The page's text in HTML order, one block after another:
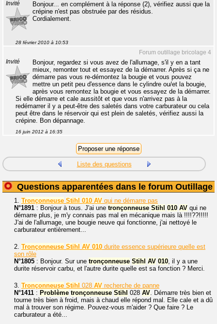
Invité
Bonjour... en complément à la réponse (2), vérifiez aussi que la
crépine n'est pas obstruée par des résidus.
Cordialement.
28 février 2010 à 10:53
Forum outillage bricolage 4
Invité
Bonjour, regardez si vous avez de l'allumage, s'il y en a tant
mieux, remonter tout et essayez de la démarrer. Après si ça ne
démarre pas vous re-démontez la bougie et vous pouvez
mettre un petit peu d'essence dans le cylindre ou/et la bougie,
après vous remontez la bougie et vous essayez de la démarrer.
Si elle démarre et cale aussitôt et que vous n'arrivez pas à la
redémarrer il y a peut-être des saletés dans votre carburateur ou cela
peut être dans le réservoir qui est plein de saletés, vérifiez aussi la
crépine. Bon dépannage.
16 juin 2012 à 16:35
Liste des questions
Questions apparentées dans le forum Outillage
1. Tronçonneuse Stihl 010 AV qui ne démarre pas
N°1891 : Bonjour à tous. J'ai une tronçonneuse Stihl 010 AV qui ne
démarre plus, je m'y connais pas mal en mécanique mais là !!!!??!!!!!
J'ai de l'allumage, une bougie neuve qui fonctionne, j'ai nettoyé le
carburateur entièrement...
2. Tronçonneuse Stihl AV 010 durite essence supérieure quelle est
son rôle
N°1805 : Bonjour. Sur une tronçonneuse Stihl AV 010, il y a une
durite réservoir carbu, et l'autre durite quelle est sa fonction ? Merci.
3. Tronçonneuse Stihl 028 AV recherche de panne
N°1411 : Problème tronçonneuse Stihl 028 AV. Démarre très bien et
tourne très bien à froid, mais à chaud elle répond mal. Elle cale et a dû
mal à trouver son régime. Pouvez-vous m'aider ? Que faire ? Le
carburateur a été...